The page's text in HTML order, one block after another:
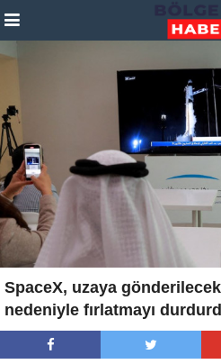
SpaceX, uzaya
nedeniyle fırlatmayı